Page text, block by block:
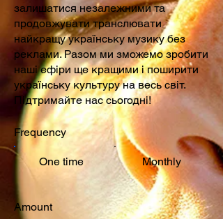
залишатися незалежними та
продовжувати транслювати
найкращу українську музику без
реклами. Разом ми зможемо зробити
наші ефіри ще кращими і поширити
українську культуру на весь світ.
Підтримайте нас сьогодні!
Frequency
One time Monthly
Amount